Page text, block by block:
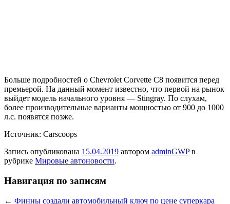
Больше подробностей о Chevrolet Corvette C8 появится перед
премьерой. На данный момент известно, что первой на рынок
выйдет модель начального уровня — Stingray. По слухам,
более производительные варианты мощностью от 900 до 1000
л.с. появятся позже.
Источник: Carscoops
Запись опубликована 15.04.2019 автором adminGWPв
рубрике Мировые автоновости.
Навигация по записям
← Финны создали автомобильный ключ по цене суперкара